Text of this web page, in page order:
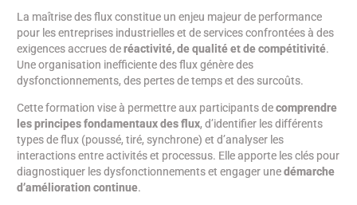
La maîtrise des flux constitue un enjeu majeur de performance
pour les entreprises industrielles et de services confrontées à des
exigences accrues deréactivité, de qualité et de compétitivité.
Une organisation inefficiente des flux génère des
dysfonctionnements, des pertes de temps et des surcoûts.
Cette formation vise à permettre aux participants decomprendre
les principes fondamentaux des flux, d’identifier les différents
types de flux (poussé, tiré, synchrone) et d’analyser les
interactions entre activités et processus. Elle apporte les clés pour
diagnostiquer les dysfonctionnements et engager unedémarche
d’amélioration continue.